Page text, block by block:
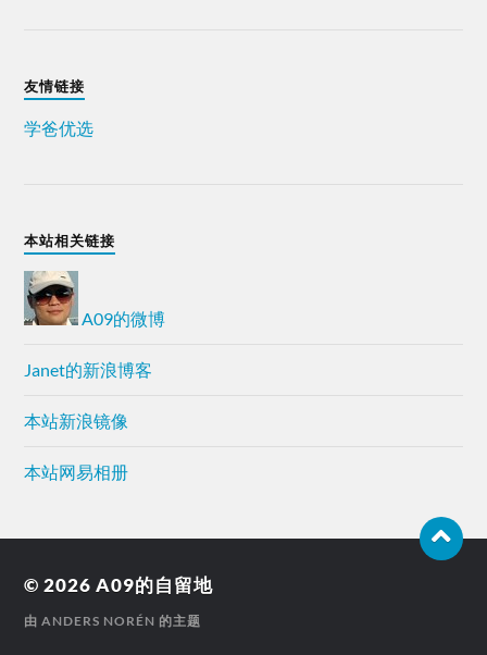
友情链接
学爸优选
本站相关链接
A09的微博
Janet的新浪博客
本站新浪镜像
本站网易相册
© 2026A09的自留地
由ANDERS NORÉN 的主题